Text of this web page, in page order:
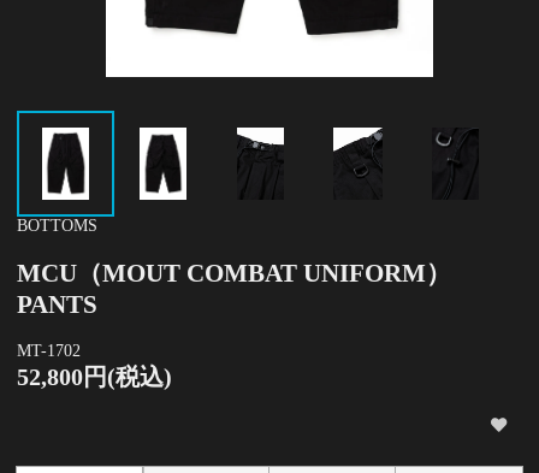
BOTTOMS
MCU（MOUT COMBAT UNIFORM）
PANTS
MT-1702
52,800円(税込)